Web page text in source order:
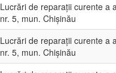
Lucrări de reparații curente a
nr. 5, mun. Chișinău
Lucrări de reparații curente a
nr. 5, mun. Chișinău